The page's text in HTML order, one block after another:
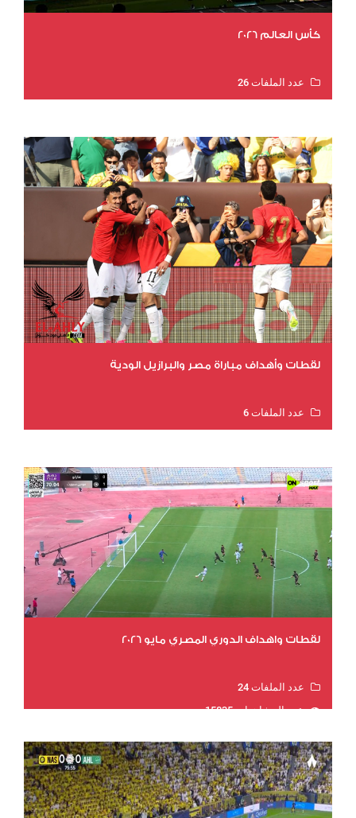
كأس العالم 2026
عدد الملفات 26
لقطات وأهداف مباراة مصر والبرازيل الودية
عدد الملفات 6
لقطات واهداف الدوري المصري مايو 2026
عدد الملفات 24
عدد المشاهدات 15835